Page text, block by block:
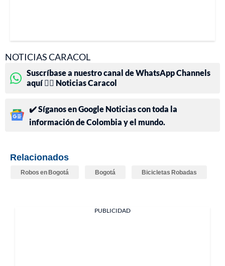
NOTICIAS CARACOL
Suscríbase a nuestro canal de WhatsApp Channels
aquí 👉🏻 Noticias Caracol
✔️ Síganos en Google Noticias con toda la
información de Colombia y el mundo.
Relacionados
Robos en Bogotá Bogotá Bicicletas Robadas
PUBLICIDAD